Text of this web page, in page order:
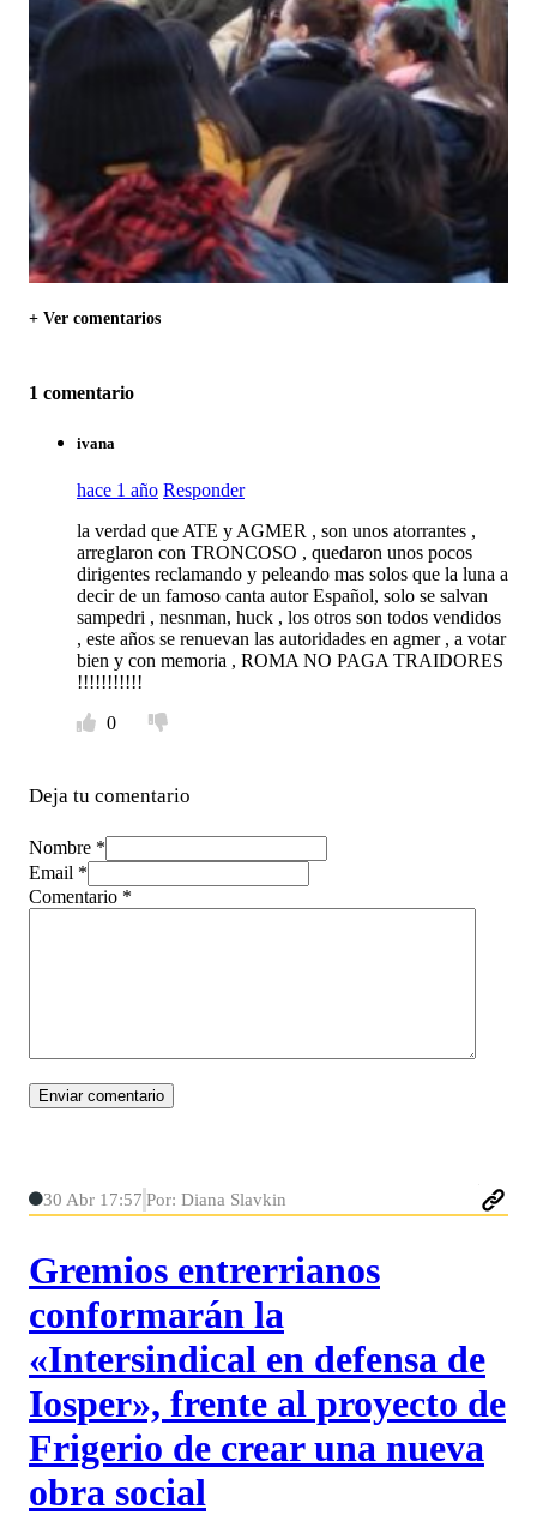
+ Ver comentarios
1 comentario
ivana
hace 1 año Responder
la verdad que ATE y AGMER , son unos atorrantes ,
arreglaron con TRONCOSO , quedaron unos pocos
dirigentes reclamando y peleando mas solos que la luna a
decir de un famoso canta autor Español, solo se salvan
sampedri , nesnman, huck , los otros son todos vendidos
, este años se renuevan las autoridades en agmer , a votar
bien y con memoria , ROMA NO PAGA TRAIDORES
!!!!!!!!!!!
0
Deja tu comentario
Nombre *
Email *
Comentario *
30 Abr 17:57 Por: Diana Slavkin
Gremios entrerrianos
conformarán la
«Intersindical en defensa de
Iosper», frente al proyecto de
Frigerio de crear una nueva
obra social